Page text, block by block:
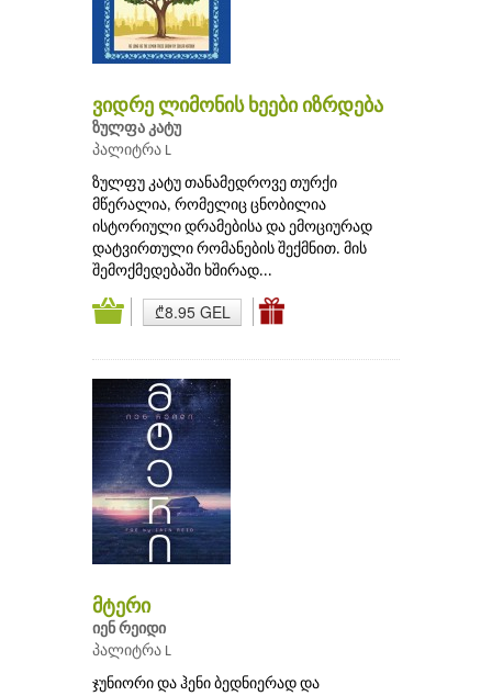
ვიდრე ლიმონის ხეები იზრდება
ზულფა კატუ
პალიტრა L
ზულფუ კატუ თანამედროვე თურქი
მწერალია, რომელიც ცნობილია
ისტორიული დრამებისა და ემოციურად
დატვირთული რომანების შექმნით. მის
შემოქმედებაში ხშირად...
₾8.95 GEL
მტერი
იენ რეიდი
პალიტრა L
ჯუნიორი და ჰენი ბედნიერად და